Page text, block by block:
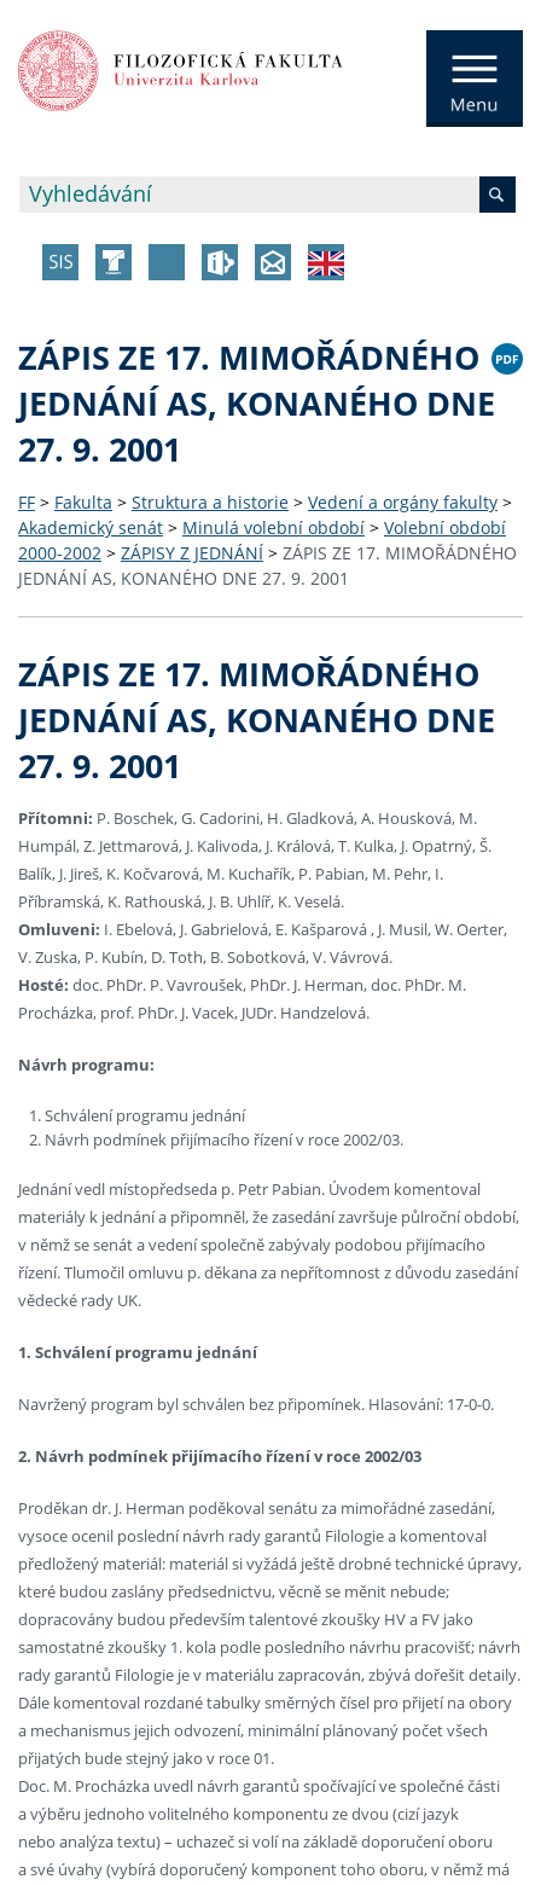
ZÁPIS ZE 17. MIMOŘÁDNÉHO
JEDNÁNÍ AS, KONANÉHO DNE
27. 9. 2001
FF > Fakulta > Struktura a historie > Vedení a orgány fakulty >
Akademický senát > Minulá volební období > Volební období
2000-2002 > ZÁPISY Z JEDNÁNÍ > ZÁPIS ZE 17. MIMOŘÁDNÉHO
JEDNÁNÍ AS, KONANÉHO DNE 27. 9. 2001
ZÁPIS ZE 17. MIMOŘÁDNÉHO
JEDNÁNÍ AS, KONANÉHO DNE
27. 9. 2001
Přítomni: P. Boschek, G. Cadorini, H. Gladková, A. Housková, M.
Humpál, Z. Jettmarová, J. Kalivoda, J. Králová, T. Kulka, J. Opatrný, Š.
Balík, J. Jireš, K. Kočvarová, M. Kuchařík, P. Pabian, M. Pehr, I.
Příbramská, K. Rathouská, J. B. Uhlíř, K. Veselá.
Omluveni: I. Ebelová, J. Gabrielová, E. Kašparová , J. Musil, W. Oerter,
V. Zuska, P. Kubín, D. Toth, B. Sobotková, V. Vávrová.
Hosté: doc. PhDr. P. Vavroušek, PhDr. J. Herman, doc. PhDr. M.
Procházka, prof. PhDr. J. Vacek, JUDr. Handzelová.
Návrh programu:
Schválení programu jednání
Návrh podmínek přijímacího řízení v roce 2002/03.
Jednání vedl místopředseda p. Petr Pabian. Úvodem komentoval
materiály k jednání a připomněl, že zasedání završuje půlroční období,
v němž se senát a vedení společně zabývaly podobou přijímacího
řízení. Tlumočil omluvu p. děkana za nepřítomnost z důvodu zasedání
vědecké rady UK.
1. Schválení programu jednání
Navržený program byl schválen bez připomínek. Hlasování: 17-0-0.
2. Návrh podmínek přijímacího řízení v roce 2002/03
Proděkan dr. J. Herman poděkoval senátu za mimořádné zasedání,
vysoce ocenil poslední návrh rady garantů Filologie a komentoval
předložený materiál: materiál si vyžádá ještě drobné technické úpravy,
které budou zaslány předsednictvu, věcně se měnit nebude;
dopracovány budou především talentové zkoušky HV a FV jako
samostatné zkoušky 1. kola podle posledního návrhu pracovišť; návrh
rady garantů Filologie je v materiálu zapracován, zbývá dořešit detaily.
Dále komentoval rozdané tabulky směrných čísel pro přijetí na obory
a mechanismus jejich odvození, minimální plánovaný počet všech
přijatých bude stejný jako v roce 01.
Doc. M. Procházka uvedl návrh garantů spočívající ve společné části
a výběru jednoho volitelného komponentu ze dvou (cizí jazyk
nebo analýza textu) – uchazeč si volí na základě doporučení oboru
a své úvahy (vybírá doporučený komponent toho oboru, v němž má